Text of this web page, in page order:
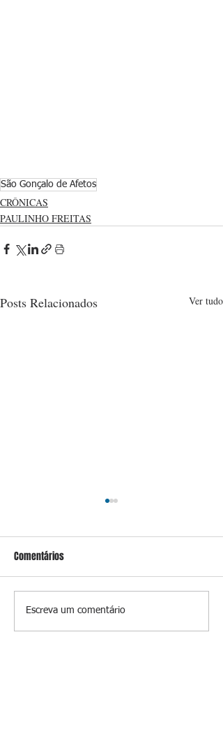
São Gonçalo de Afetos
CRÔNICAS
PAULINHO FREITAS
Posts Relacionados Ver tudo
Conceição
Comentários
Escreva um comentário